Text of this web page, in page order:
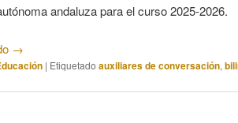
andaluza para el curso 2025-2026.
→
| Etiquetado auxiliares de conversación,